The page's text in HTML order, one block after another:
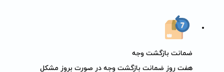
ضمانت بازگشت وجه
هفت روز ضمانت بازگشت وجه در صورت بروز مشکل